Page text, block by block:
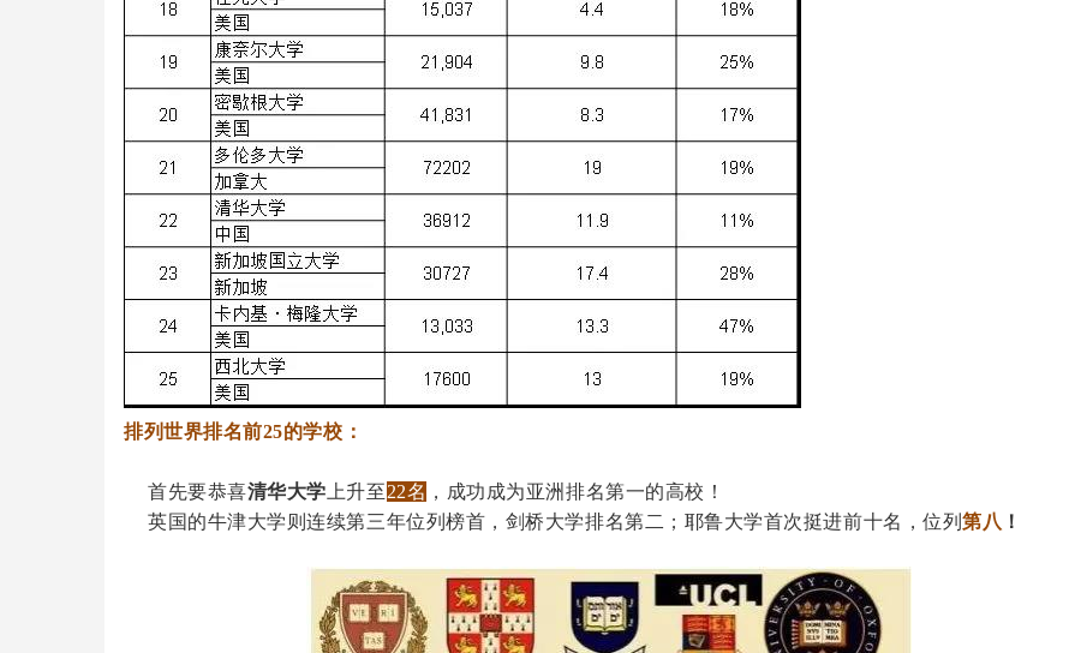
排列世界排名前25的学校：
首先要恭喜清华大学 上升至22名 ，成功成为亚洲排名第一的高校！
英国的牛津大学则连续第三年位列榜首，剑桥大学排名第二；耶鲁大学首次挺进前十名，位列第八 ！